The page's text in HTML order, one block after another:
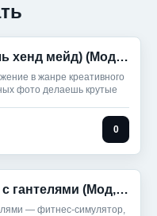
PinstaPhoto (Стиль хенд мейд) (Мод, Unlocked)
в жанре креативного
фото делаешь крутые
0
Тренировка дома с гантелями (Мод, Unlocked)
— фитнес‑симулятор,